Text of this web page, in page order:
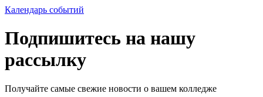
Календарь событий
Подпишитесь на нашу
рассылку
Получайте самые свежие новости о вашем колледже